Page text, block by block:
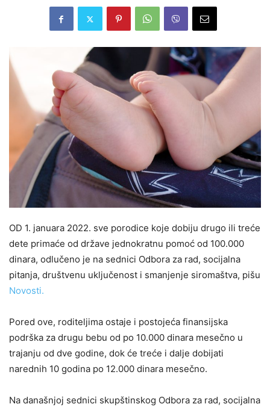
OD 1. januara 2022. sve porodice koje dobiju drugo ili treće
dete primaće od države jednokratnu pomoć od 100.000
dinara, odlučeno je na sednici Odbora za rad, socijalna
pitanja, društvenu uključenost i smanjenje siromaštva, pišu
Novosti.
Pored ove, roditeljima ostaje i postojeća finansijska
podrška za drugu bebu od po 10.000 dinara mesečno u
trajanju od dve godine, dok će treće i dalje dobijati
narednih 10 godina po 12.000 dinara mesečno.
Na današnjoj sednici skupštinskog Odbora za rad, socijalna